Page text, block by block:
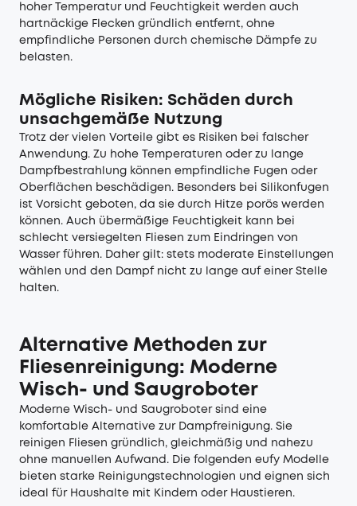
hoher Temperatur und Feuchtigkeit werden auch
hartnäckige Flecken gründlich entfernt, ohne
empfindliche Personen durch chemische Dämpfe zu
belasten.
Mögliche Risiken: Schäden durch
unsachgemäße Nutzung
Trotz der vielen Vorteile gibt es Risiken bei falscher
Anwendung. Zu hohe Temperaturen oder zu lange
Dampfbestrahlung können empfindliche Fugen oder
Oberflächen beschädigen. Besonders bei Silikonfugen
ist Vorsicht geboten, da sie durch Hitze porös werden
können. Auch übermäßige Feuchtigkeit kann bei
schlecht versiegelten Fliesen zum Eindringen von
Wasser führen. Daher gilt: stets moderate Einstellungen
wählen und den Dampf nicht zu lange auf einer Stelle
halten.
Alternative Methoden zur
Fliesenreinigung: Moderne
Wisch- und Saugroboter
Moderne Wisch- und Saugroboter sind eine
komfortable Alternative zur Dampfreinigung. Sie
reinigen Fliesen gründlich, gleichmäßig und nahezu
ohne manuellen Aufwand. Die folgenden eufy Modelle
bieten starke Reinigungstechnologien und eignen sich
ideal für Haushalte mit Kindern oder Haustieren.